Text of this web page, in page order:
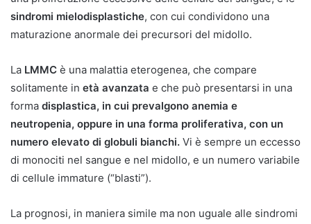
sindromi mielodisplastiche, con cui condividono una
maturazione anormale dei precursori del midollo.
La LMMC è una malattia eterogenea, che compare
solitamente in età avanzata e che può presentarsi in una
forma displastica, in cui prevalgono anemia e
neutropenia, oppure in una forma proliferativa, con un
numero elevato di globuli bianchi. Vi è sempre un eccesso
di monociti nel sangue e nel midollo, e un numero variabile
di cellule immature (“blasti”).
La prognosi, in maniera simile ma non uguale alle sindromi